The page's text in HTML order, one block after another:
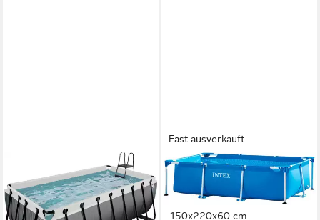
Fast ausverkauft
INTEX
Framepool Metal Frame
Rectangular, BxLxH:
150x220x60 cm